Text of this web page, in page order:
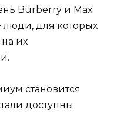
Burberry и Max
люди, для которых
их
становится
доступны